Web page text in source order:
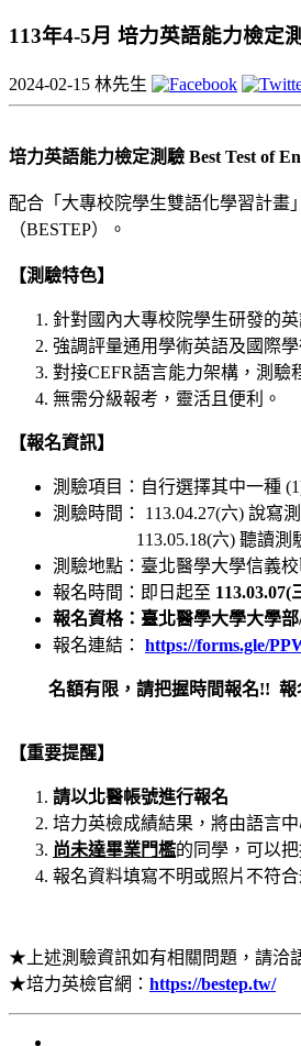
113年4-5月 培力英語能力檢定
2024-02-15 林先生
培力英語能力檢定測驗 Best Test of
配合「大專校院學生雙語化學習計畫
（BESTEP）。
【測驗特色】
針對國內大專校院學生研發的
強調評量通用學術英語及國際
對接CEFR語言能力架構，測驗
無需分級報考，靈活且便利。
【報名資訊】
測驗項目：自行選擇其中一種
測驗時間： 113.04.27(六) 說寫
113.05.18(六) 聽讀測
測驗地點：臺北醫學大學信義
報名時間：即日起至 113.03.07(
報名資格：臺北醫學大學大學
報名連結： https://forms.gle/
名額有限，請把握時間報名!! 報
【重要提醒】
請以北醫帳號進行報名
培力英檢成績結果，將由語言
尚未達畢業門檻的同學， 可以
報名資料填寫不明或照片不符
★上述測驗資訊如有相關問題，請洽
★培力英檢官網： https://bestep.tw/